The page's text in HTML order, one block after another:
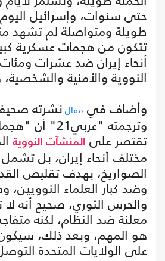
حتى سنوات، وإسرائيل
طويلة ومتواصلة لم تشهد
تتكون من هجمات عسكرية
أنحاء إيران ضد عشرات
النووية والأمنية والشخصية،
وأضاف في مقال نشرته
وترجمته
تقتصر على المنشآت النووية
مختلف أنحاء إيران، بل
الصواريخ، بهدف تقليص
وضد كبار العلماء
والحرس الثوري، صحيح أنه
معلنة ضد النظام، لكنه
هو المهم، وبعد ذلك،
على الولايات المتحدة